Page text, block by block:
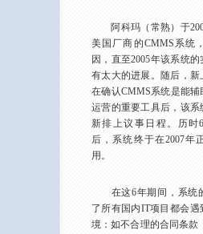
阿科玛（常熟）于
美国厂商的CMMS系统
因，直至2005年该系统
有太大的进展。随后，新
在确认CMMS系统是能
运营的重要工具后，该
新排上议事日程。历时
后，系统终于在2007年
用。
在这6年期间，系统
了所有国内IT项目都会遇
境：如不合理的合同条款